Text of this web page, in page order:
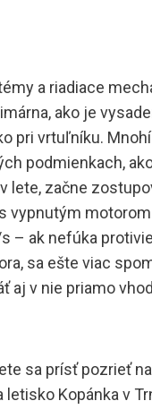
a riadiace
ako je
pri vrtuľníku.
podmienkach,
lete, začne
vypnutým
– ak nefúka
sa ešte viac
aj v nie priamo
sa prísť pozrieť
Kopánka v